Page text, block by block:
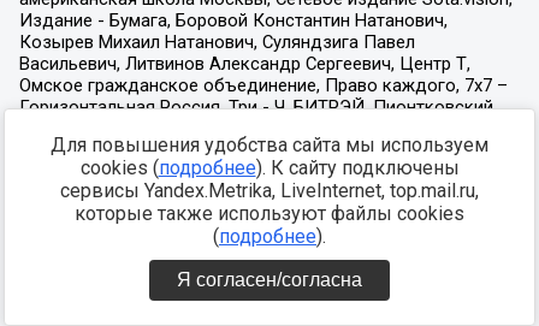
Для повышения удобства сайта мы используем
cookies (подробнее). К сайту подключены
сервисы Yandex.Metrika, LiveInternet, top.mail.ru,
которые также используют файлы cookies
(подробнее).
Я согласен/согласна